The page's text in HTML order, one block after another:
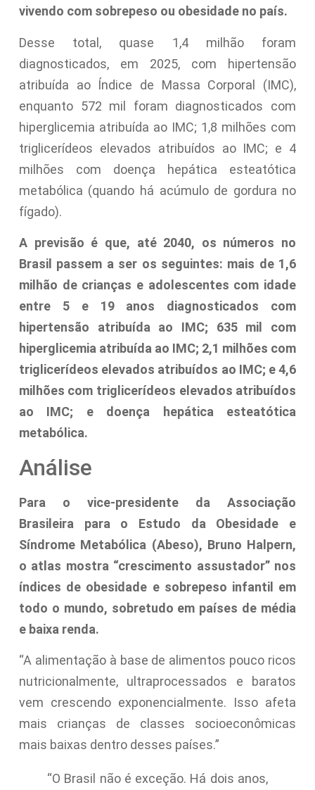
vivendo com sobrepeso ou obesidade no país.
Desse total, quase 1,4 milhão foram
diagnosticados, em 2025, com hipertensão
atribuída ao Índice de Massa Corporal (IMC),
enquanto 572 mil foram diagnosticados com
hiperglicemia atribuída ao IMC; 1,8 milhões com
triglicerídeos elevados atribuídos ao IMC; e 4
milhões com doença hepática esteatótica
metabólica (quando há acúmulo de gordura no
fígado).
A previsão é que, até 2040, os números no
Brasil passem a ser os seguintes: mais de 1,6
milhão de crianças e adolescentes com idade
entre 5 e 19 anos diagnosticados com
hipertensão atribuída ao IMC; 635 mil com
hiperglicemia atribuída ao IMC; 2,1 milhões com
triglicerídeos elevados atribuídos ao IMC; e 4,6
milhões com triglicerídeos elevados atribuídos
ao IMC; e doença hepática esteatótica
metabólica.
Análise
Para o vice-presidente da Associação
Brasileira para o Estudo da Obesidade e
Síndrome Metabólica (Abeso), Bruno Halpern,
o atlas mostra “crescimento assustador” nos
índices de obesidade e sobrepeso infantil em
todo o mundo, sobretudo em países de média
e baixa renda.
“A alimentação à base de alimentos pouco ricos
nutricionalmente, ultraprocessados e baratos
vem crescendo exponencialmente. Isso afeta
mais crianças de classes socioeconômicas
mais baixas dentro desses países.”
“O Brasil não é exceção. Há dois anos,